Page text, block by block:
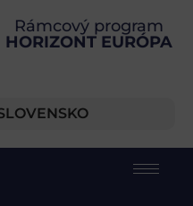
Rámcový program
HORIZONT EURÓPA